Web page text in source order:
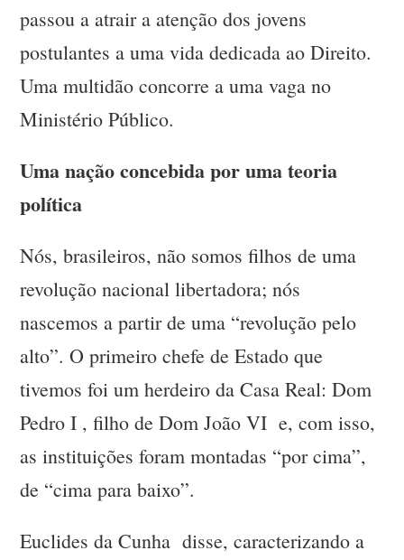
passou a atrair a atenção dos jovens
postulantes a uma vida dedicada ao Direito.
Uma multidão concorre a uma vaga no
Ministério Público.
Uma nação concebida por uma teoria
política
Nós, brasileiros, não somos filhos de uma
revolução nacional libertadora; nós
nascemos a partir de uma “revolução pelo
alto”. O primeiro chefe de Estado que
tivemos foi um herdeiro da Casa Real: Dom
Pedro I , filho de Dom João VI e, com isso,
as instituições foram montadas “por cima”,
de “cima para baixo”.
Euclides da Cunha disse, caracterizando a